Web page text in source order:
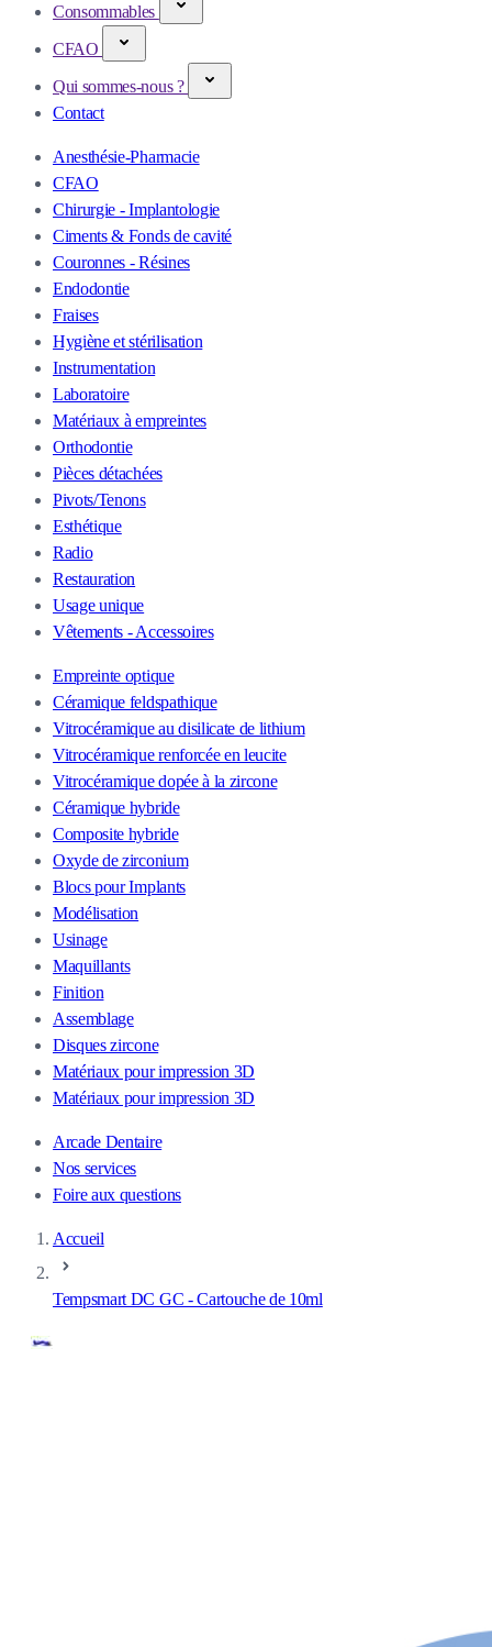
Consommables
CFAO
Qui sommes-nous ?
Contact
Anesthésie-Pharmacie
CFAO
Chirurgie - Implantologie
Ciments & Fonds de cavité
Couronnes - Résines
Endodontie
Fraises
Hygiène et stérilisation
Instrumentation
Laboratoire
Matériaux à empreintes
Orthodontie
Pièces détachées
Pivots/Tenons
Esthétique
Radio
Restauration
Usage unique
Vêtements - Accessoires
Empreinte optique
Céramique feldspathique
Vitrocéramique au disilicate de lithium
Vitrocéramique renforcée en leucite
Vitrocéramique dopée à la zircone
Céramique hybride
Composite hybride
Oxyde de zirconium
Blocs pour Implants
Modélisation
Usinage
Maquillants
Finition
Assemblage
Disques zircone
Matériaux pour impression 3D
Matériaux pour impression 3D
Arcade Dentaire
Nos services
Foire aux questions
Accueil
Tempsmart DC GC - Cartouche de 10ml